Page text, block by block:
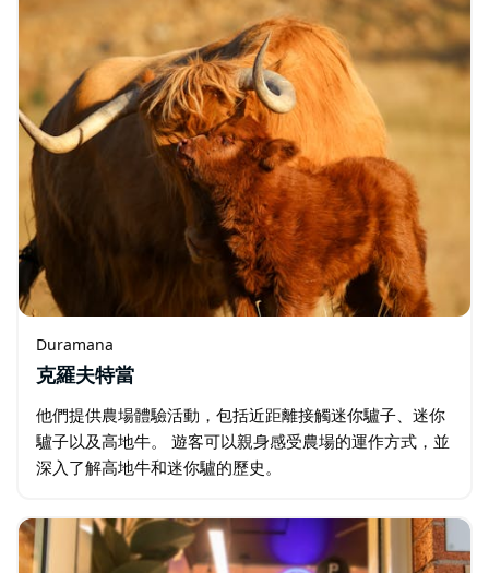
Duramana
克羅夫特當
他們提供農場體驗活動，包括近距離接觸迷你驢子、迷你
驢子以及高地牛。 遊客可以親身感受農場的運作方式，並
深入了解高地牛和迷你驢的歷史。